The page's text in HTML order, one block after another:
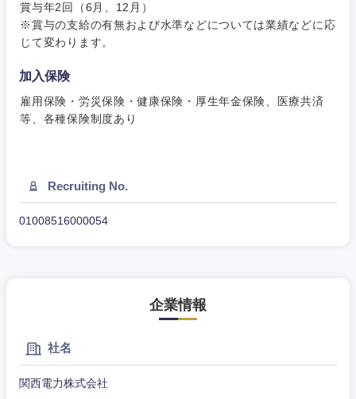
賞与年2回（6月、12月）
※賞与の支給の有無および水準などについては業績などに応
じて変わります。
加入保険
雇用保険・労災保険・健康保険・厚生年金保険、医療共済
等、各種保険制度あり
Recruiting No.
01008516000054
企業情報
社名
関西電力株式会社
石川県